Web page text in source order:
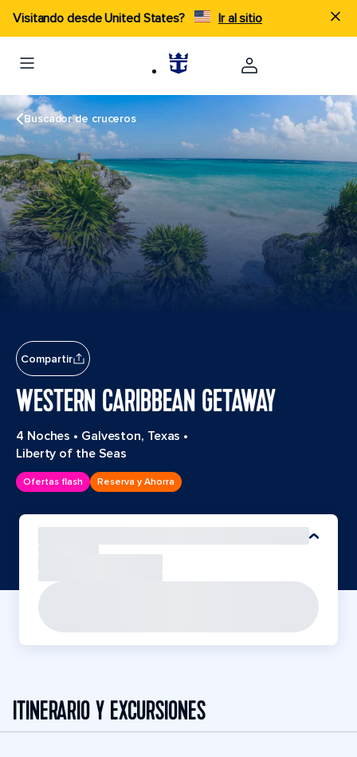
Visitando desde United States? Ir al sitio
Buscador de cruceros
Compartir
WESTERN CARIBBEAN GETAWAY
4 Noches • Galveston, Texas •
Liberty of the Seas
Ofertas flash Reserva y Ahorra
ITINERARIO Y EXCURSIONES